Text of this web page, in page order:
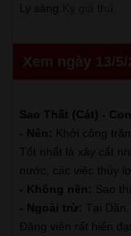
Ly sàng
Xem ngày 13/
Sao Thất (Cát) -
- Nên: Khởi công
Tốt nhất là xây cất
nước, các việc thủy
- Không nên: Sao
- Ngoài trừ: Tại
Đăng viên rất hiển đạt.